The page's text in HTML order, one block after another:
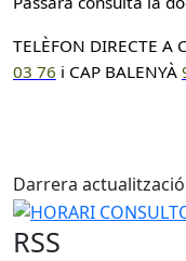
TELÈFON DIRECTE A
03 76 i CAP BALENYÀ
Darrera
HORARI
RSS